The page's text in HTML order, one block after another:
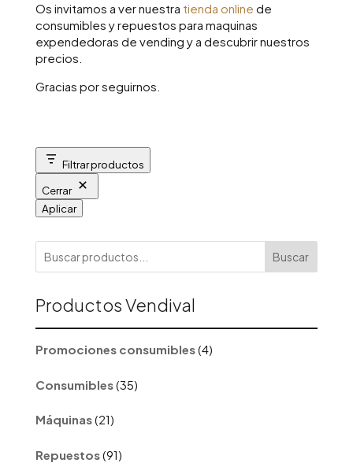
Os invitamos a ver nuestra tienda online de
consumibles y repuestos para maquinas
expendedoras de vending y a descubrir nuestros
precios.
Gracias por seguirnos.
Filtrar productos
Cerrar
Aplicar
Buscar
Productos Vendival
Promociones consumibles 44
productos
Consumibles 35
productos
Máquinas 2121
productos
Repuestos 91
productos